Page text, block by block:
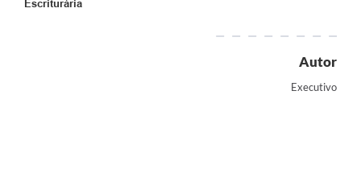
Escriturária
Autor
Executivo